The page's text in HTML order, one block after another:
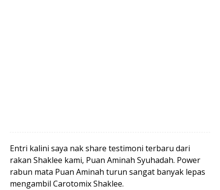
Entri kalini saya nak share testimoni terbaru dari
rakan Shaklee kami, Puan Aminah Syuhadah. Power
rabun mata Puan Aminah turun sangat banyak lepas
mengambil Carotomix Shaklee.